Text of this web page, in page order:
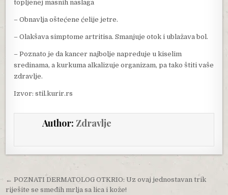
topljenej masnih naslaga
– Obnavlja oštećene ćelije jetre.
– Olakšava simptome artritisa. Smanjuje otok i ublažava bol.
– Poznato je da kancer najbolje napreduje u kiselim
sredinama, a kurkuma alkalizuje organizam, pa tako štiti vaše
zdravlje.
Izvor: stil.kurir.rs
Author: Zdravlje
Post navigation
← POZNATI DERMATOLOG OTKRIO: Uz ovaj jednostavan trik
riješite se smeđih mrlja sa lica i kože!